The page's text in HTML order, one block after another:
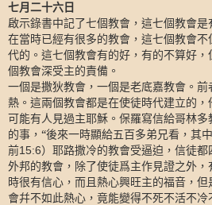
七月二十六日
啟示錄書中記了七個教會，這七個教會
在當時已經有很多的教會，這七個教會
代的。這七個教會有的好，有的不算好
個教會深受主的責備。
一個是撒狄教會，一個是老底嘉教會。
熱。這兩個教會都是在使徒時代建立的，
可能有人見過主耶穌。保羅寫信給哥林
的事，“後來一時顯給五百多弟兄看，其
前15:6）耶路撒冷的教會受逼迫，信徒
外邦的教會，除了使徒爲主作見證之外
時很有信心，而且熱心興旺主的福音，
會幷不如此熱心，竟能變得不死不活不